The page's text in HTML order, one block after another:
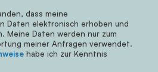
dass meine
Daten elektronisch erhoben und
Meine Daten werden nur zum
meiner Anfragen verwendet.
habe ich zur Kenntnis